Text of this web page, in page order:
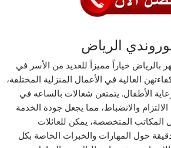
الرياض
بالرياض خياراً مميزاً للعديد من الأسر في
العالية في الأعمال المنزلية المختلفة،
الأطفال. يتمتعن شغالات بالساعه في
والانضباط، مما يجعل جودة الخدمة
المكاتب المتخصصة، يمكن للعائلات
حول المهارات والخبرات الخاصة بكل